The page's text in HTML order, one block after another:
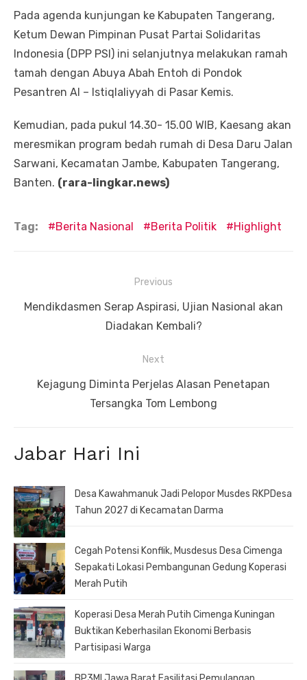
Pada agenda kunjungan ke Kabupaten Tangerang,
Ketum Dewan Pimpinan Pusat Partai Solidaritas
Indonesia (DPP PSI) ini selanjutnya melakukan ramah
tamah dengan Abuya Abah Entoh di Pondok
Pesantren Al – Istiqlaliyyah di Pasar Kemis.
Kemudian, pada pukul 14.30- 15.00 WIB, Kaesang akan
meresmikan program bedah rumah di Desa Daru Jalan
Sarwani, Kecamatan Jambe, Kabupaten Tangerang,
Banten. (rara-lingkar.news)
Tag: Berita Nasional Berita Politik Highlight
pos
Previous
Previous
Mendikdasmen Serap Aspirasi, Ujian Nasional akan
Diadakan Kembali?
Next
NextKejagung Diminta Perjelas Alasan Penetapan
Tersangka Tom Lembong
Jabar Hari Ini
Desa Kawahmanuk Jadi Pelopor Musdes RKPDesa
Tahun 2027 di Kecamatan Darma
Cegah Potensi Konflik, Musdesus Desa Cimenga
Sepakati Lokasi Pembangunan Gedung Koperasi
Merah Putih
Koperasi Desa Merah Putih Cimenga Kuningan
Buktikan Keberhasilan Ekonomi Berbasis
Partisipasi Warga